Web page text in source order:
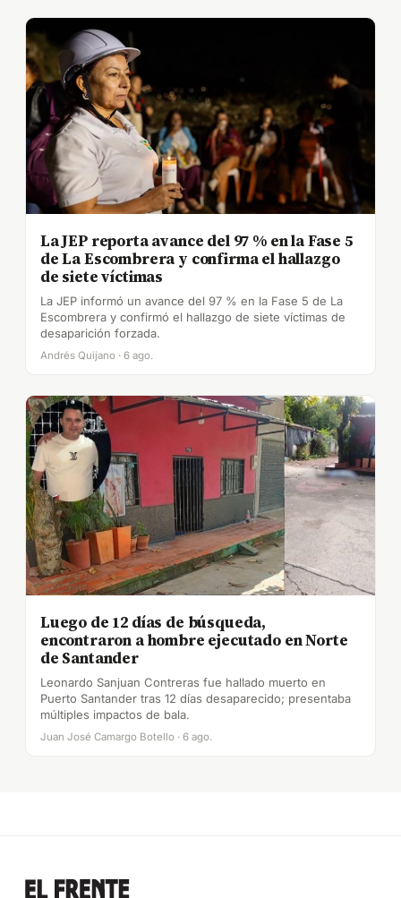
La JEP reporta avance del 97 % en la Fase 5
de La Escombrera y confirma el hallazgo
de siete víctimas
La JEP informó un avance del 97 % en la Fase 5 de La
Escombrera y confirmó el hallazgo de siete víctimas de
desaparición forzada.
Andrés Quijano · 6 ago.
Luego de 12 días de búsqueda,
encontraron a hombre ejecutado en Norte
de Santander
Leonardo Sanjuan Contreras fue hallado muerto en
Puerto Santander tras 12 días desaparecido; presentaba
múltiples impactos de bala.
Juan José Camargo Botello · 6 ago.